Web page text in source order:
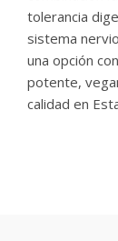
tolerancia
sistema
una opción
potente,
calidad en